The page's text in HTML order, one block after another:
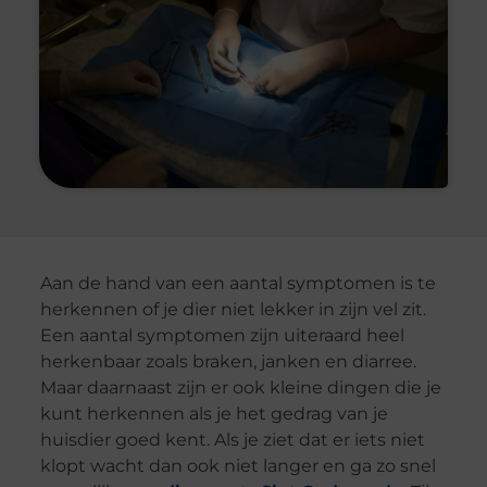
Aan de hand van een aantal symptomen is te
herkennen of je dier niet lekker in zijn vel zit.
Een aantal symptomen zijn uiteraard heel
herkenbaar zoals braken, janken en diarree.
Maar daarnaast zijn er ook kleine dingen die je
kunt herkennen als je het gedrag van je
huisdier goed kent. Als je ziet dat er iets niet
klopt wacht dan ook niet langer en ga zo snel